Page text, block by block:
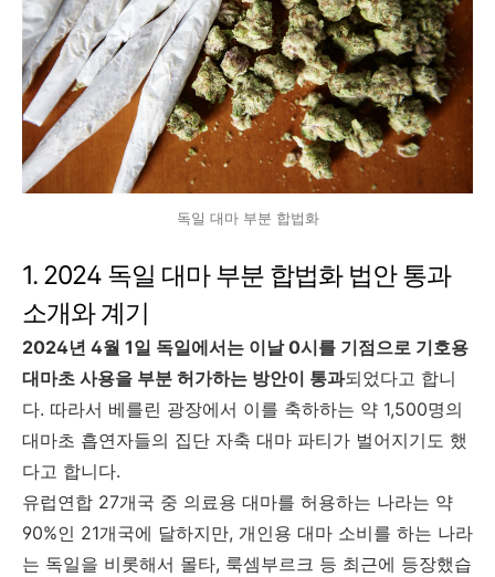
독일 대마 부분 합법화
1. 2024 독일 대마 부분 합법화 법안 통과
소개와 계기
2024년 4월 1일 독일에서는 이날 0시를 기점으로 기호용
대마초 사용을 부분 허가하는 방안이 통과되었다고 합니
다. 따라서 베를린 광장에서 이를 축하하는 약 1,500명의
대마초 흡연자들의 집단 자축 대마 파티가 벌어지기도 했
다고 합니다.
유럽연합 27개국 중 의료용 대마를 허용하는 나라는 약
90%인 21개국에 달하지만, 개인용 대마 소비를 하는 나라
는 독일을 비롯해서 몰타, 룩셈부르크 등 최근에 등장했습